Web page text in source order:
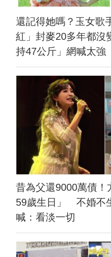
還記得她嗎？玉女歌
紅」封麥20多年都
持47公斤」網喊太強
昔為父還9000萬債！
59歲生日」 不婚不
喊：看淡一切